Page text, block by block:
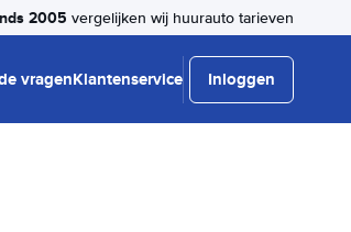
2005 vergelijken wij huurauto tarieven
vragenKlantenservice Inloggen